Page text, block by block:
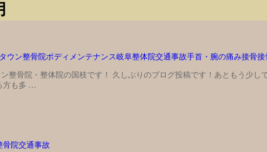
ウン整骨院ボディメンテナンス岐阜整体院交通事故手首・腕の痛み接骨接
整骨院・整体院の国枝です！ 久しぶりのブログ投稿です！あともう少
方も多 …
骨院交通事故